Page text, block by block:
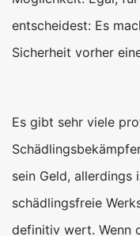
entscheidest: Es
Sicherheit vorher
Es gibt sehr viele
sein Geld, allerdings
schädlingsfreie
definitiv wert. Wenn